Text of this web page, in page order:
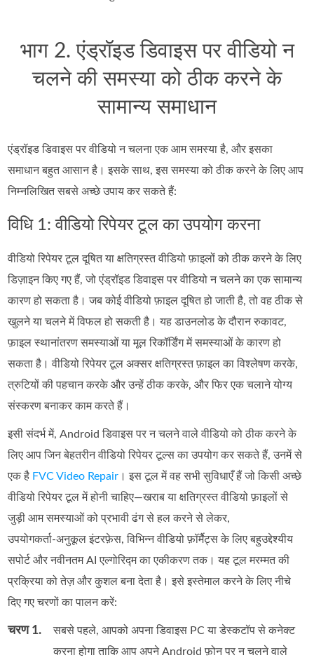
भाग 2. एंड्रॉइड डिवाइस पर वीडियो न
चलने की समस्या को ठीक करने के
सामान्य समाधान
एंड्रॉइड डिवाइस पर वीडियो न चलना एक आम समस्या है, और इसका
समाधान बहुत आसान है। इसके साथ, इस समस्या को ठीक करने के लिए आप
निम्नलिखित सबसे अच्छे उपाय कर सकते हैं:
विधि 1: वीडियो रिपेयर टूल का उपयोग करना
वीडियो रिपेयर टूल दूषित या क्षतिग्रस्त वीडियो फ़ाइलों को ठीक करने के लिए
डिज़ाइन किए गए हैं, जो एंड्रॉइड डिवाइस पर वीडियो न चलने का एक सामान्य
कारण हो सकता है। जब कोई वीडियो फ़ाइल दूषित हो जाती है, तो वह ठीक से
खुलने या चलने में विफल हो सकती है। यह डाउनलोड के दौरान रुकावट,
फ़ाइल स्थानांतरण समस्याओं या मूल रिकॉर्डिंग में समस्याओं के कारण हो
सकता है। वीडियो रिपेयर टूल अक्सर क्षतिग्रस्त फ़ाइल का विश्लेषण करके,
त्रुटियों की पहचान करके और उन्हें ठीक करके, और फिर एक चलाने योग्य
संस्करण बनाकर काम करते हैं।
इसी संदर्भ में, Android डिवाइस पर न चलने वाले वीडियो को ठीक करने के
लिए आप जिन बेहतरीन वीडियो रिपेयर टूल्स का उपयोग कर सकते हैं, उनमें से
एक है FVC Video Repair । इस टूल में वह सभी सुविधाएँ हैं जो किसी अच्छे
वीडियो रिपेयर टूल में होनी चाहिए—खराब या क्षतिग्रस्त वीडियो फ़ाइलों से
जुड़ी आम समस्याओं को प्रभावी ढंग से हल करने से लेकर,
उपयोगकर्ता‑अनुकूल इंटरफ़ेस, विभिन्न वीडियो फ़ॉर्मैट्स के लिए बहुउद्देश्यीय
सपोर्ट और नवीनतम AI एल्गोरिद्म का एकीकरण तक। यह टूल मरम्मत की
प्रक्रिया को तेज़ और कुशल बना देता है। इसे इस्तेमाल करने के लिए नीचे
दिए गए चरणों का पालन करें:
चरण 1.
सबसे पहले, आपको अपना डिवाइस PC या डेस्कटॉप से कनेक्ट
करना होगा ताकि आप अपने Android फ़ोन पर न चलने वाले